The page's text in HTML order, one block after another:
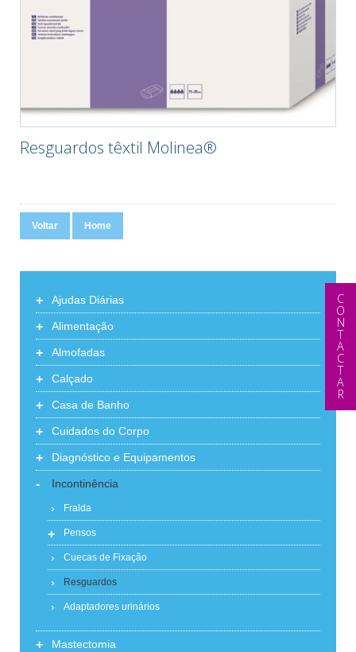
Resguardos têxtil Molinea®
Voltar Home
+ Ajudas Diárias
+ Alimentação
+ Almofadas
+ Calçado
+ Casa de Banho
+ Cuidados do Corpo
+ Diagnóstico e Equipamentos
- Incontinência
Fralda
+ Pensos
Cuecas de Fixação
Resguardos
Adaptadores urinários
+ Mastectomia
CONTACTAR